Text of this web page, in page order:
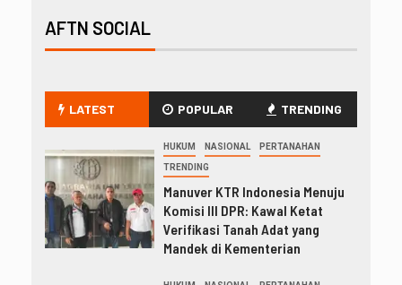
AFTN SOCIAL
LATEST POPULAR TRENDING
HUKUM NASIONAL PERTANAHAN
TRENDING
Manuver KTR Indonesia Menuju
Komisi III DPR: Kawal Ketat
Verifikasi Tanah Adat yang
Mandek di Kementerian